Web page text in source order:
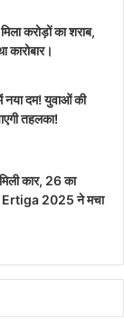
करोड़ों का शराब,
दम! युवाओं की
तहलका!
कार, 26 का
Ertiga 2025 ने मचा